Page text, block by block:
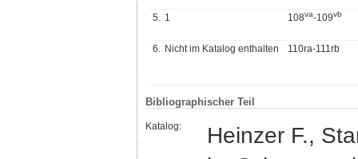
5. 1 108va-109vb
6. Nicht im Katalog enthalten 110ra-111rb
Bibliographischer Teil
Katalog:
Heinzer F.,